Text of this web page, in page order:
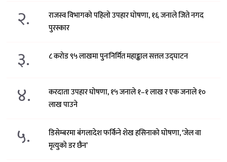
२.
राजस्व विभागको पहिलो उपहार घोषणा, १६ जनाले जिते नगद
पुरस्कार
३. ८ करोड ९५ लाखमा पुनःनिर्मित महाङ्काल सत्तल उद्घाटन
४.
करदाता उपहार घोषणा, १५ जनाले १–१ लाख र एक जनाले १०
लाख पाउने
५.
डिसेम्बरमा बंगलादेश फर्किने शेख हसिनाको घोषणा, ‘जेल वा
मृत्युको डर छैन’